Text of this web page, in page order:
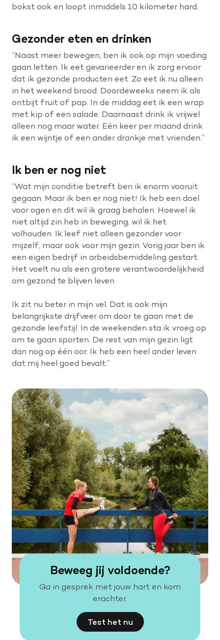
bokst ook en loopt inmiddels 10 kilometer hard.
Gezonder eten en drinken
“Naast meer bewegen, ben ik ook op mijn voeding
gaan letten. Ik eet gevarieerder en ik zorg ervoor
dat ik gezonde producten eet. Zo eet ik nu alleen
in het weekend brood. Doordeweeks neem ik als
ontbijt fruit of pap. In de middag eet ik een wrap
met kip of een salade. Daarnaast drink ik vrijwel
alleen nog maar water. Eén keer per maand drink
ik een wijntje of een ander drankje met vrienden.”
Ik ben er nog niet
“Wat mijn conditie betreft ben ik enorm vooruit
gegaan. Maar ik ben er nog niet! Ik heb een doel
voor ogen en dit wil ik graag behalen. Hoewel ik
niet altijd zin heb in beweging, wil ik het
volhouden. Ik leef niet alleen gezonder voor
mijzelf, maar ook voor mijn gezin. Vorig jaar ben ik
een eigen bedrijf in arbeidsbemiddeling gestart.
Het voelt nu als een grotere verantwoordelijkheid
om gezond te blijven leven.
Ik zit nu beter in mijn vel. Dat is ook mijn
belangrijkste drijfveer om door te gaan met de
gezonde leefstijl. In de weekenden sta ik vroeg op
om te gaan sporten. De rest van mijn gezin ligt
dan nog op één oor. Ik heb een heel ander leven
dat mij heel goed bevalt.”
Beweeg jij voldoende?
Ga in gesprek met jouw hart en kom
erachter.
Test het nu